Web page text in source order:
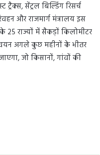
सेंट्रल बिल्डिंग रिसर्च
और राजमार्ग मंत्रालय इस
राज्यों में सैकड़ों किलोमीटर
अगले कुछ महीनों के भीतर
जो किसानों, गांवों की